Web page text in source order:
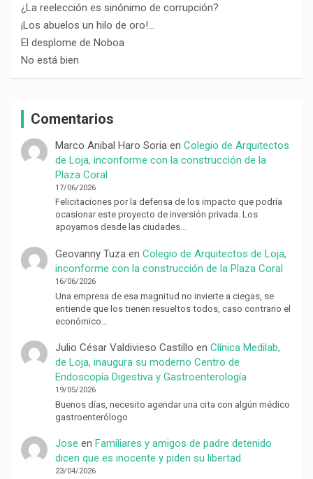
¿La reelección es sinónimo de corrupción?
¡Los abuelos un hilo de oro!…
El desplome de Noboa
No está bien
Comentarios
Marco Anibal Haro Soriaen Colegio de Arquitectos
de Loja, inconforme con la construcción de la
Plaza Coral
17/06/2026
Felicitaciones por la defensa de los impacto que podría
ocasionar este proyecto de inversión privada. Los
apoyamos desde las ciudades…
Geovanny Tuzaen Colegio de Arquitectos de Loja,
inconforme con la construcción de la Plaza Coral
16/06/2026
Una empresa de esa magnitud no invierte a ciegas, se
entiende que los tienen resueltos todos, caso contrario el
económico…
Julio César Valdivieso Castillo en Clínica Medilab,
de Loja, inaugura su moderno Centro de
Endoscopía Digestiva y Gastroenterología
19/05/2026
Buenos días, necesito agendar una cita con algún médico
gastroenterólogo
Jose en Familiares y amigos de padre detenido
dicen que es inocente y piden su libertad
23/04/2026